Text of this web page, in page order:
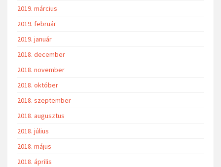
2019. március
2019. február
2019. január
2018. december
2018. november
2018. október
2018. szeptember
2018. augusztus
2018. július
2018. május
2018. április